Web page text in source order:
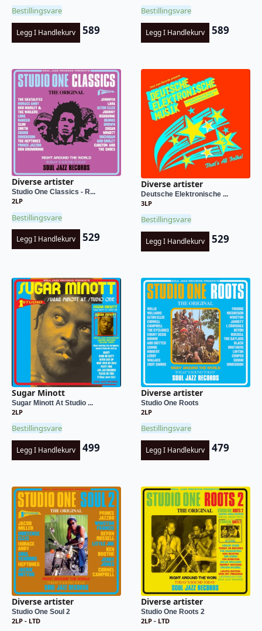
Bestillingsvare
Legg I Handlekurv 589
Bestillingsvare
Legg I Handlekurv 589
Diverse artister
Studio One Classics - R...
2LP
Bestillingsvare
Legg I Handlekurv 529
Diverse artister
Deutsche Elektronische ...
3LP
Bestillingsvare
Legg I Handlekurv 529
Sugar Minott
Sugar Minott At Studio ...
2LP
Bestillingsvare
Legg I Handlekurv 499
Diverse artister
Studio One Roots
2LP
Bestillingsvare
Legg I Handlekurv 479
Diverse artister
Studio One Soul 2
2LP - LTD
Diverse artister
Studio One Roots 2
2LP - LTD